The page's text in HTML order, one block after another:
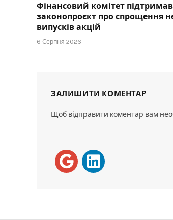
Фінансовий комітет підтримав
законопроєкт про спрощення
випусків акцій
6 Серпня 2026
ЗАЛИШИТИ КОМЕНТАР
Щоб відправити коментар вам